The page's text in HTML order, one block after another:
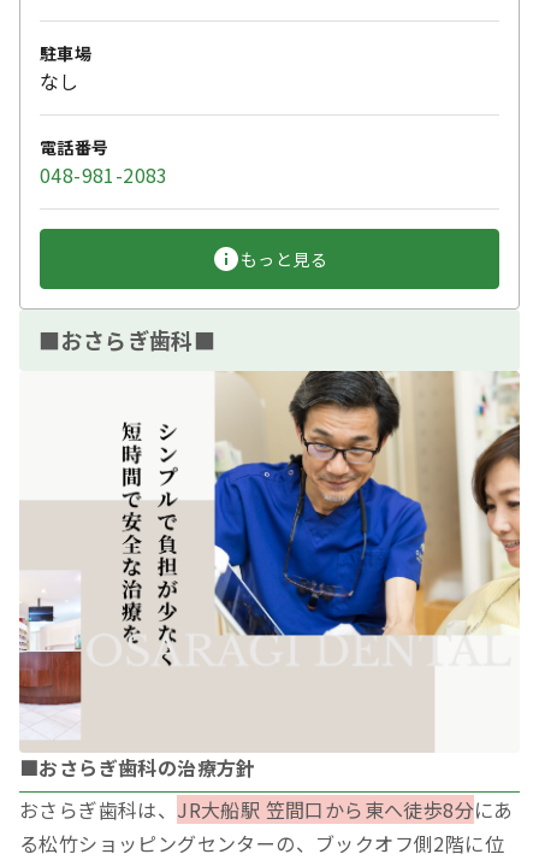
駐車場
なし
電話番号
048-981-2083
もっと見る
■おさらぎ歯科■
■おさらぎ歯科の治療方針
おさらぎ歯科は、 JR大船駅 笠間口から東へ徒歩8分にあ
る松竹ショッピングセンターの、ブックオフ側2階に位